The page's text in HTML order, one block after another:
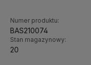
Numer produktu:
BAS210074
Stan magazynowy:
20